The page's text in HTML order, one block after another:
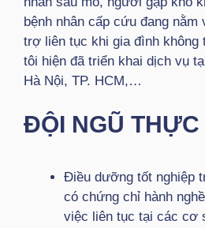
bệnh nhân cấp cứu đang
trợ liên tục khi gia đình không
tôi hiện đã triển khai dịch vụ
Hà Nội, TP. HCM,…
ĐỘI NGŨ THỰC
Điều dưỡng tốt nghiệp
có chứng chỉ hành
việc liên tục tại các cơ